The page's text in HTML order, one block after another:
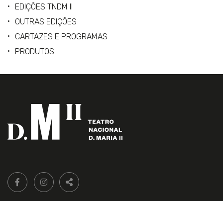
EDIÇÕES TNDM II
OUTRAS EDIÇÕES
CARTAZES E PROGRAMAS
PRODUTOS
Siga-
nos:
FACEBOOK LIVRARIA DO TEATRO ONLINE.
INSTAGRAM LIVRARIA DO TEATRO ONLINE.
PARTILHAR